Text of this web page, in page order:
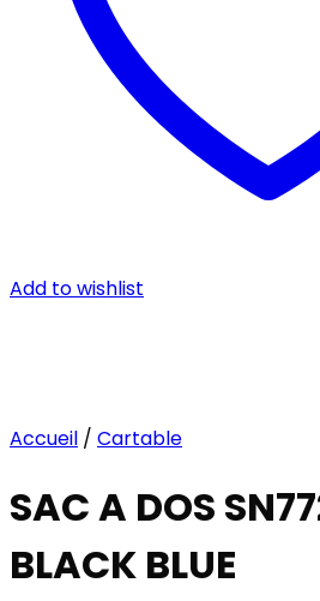
Add to wishlist
Accueil / Cartable
SAC A DOS
BLACK BLUE